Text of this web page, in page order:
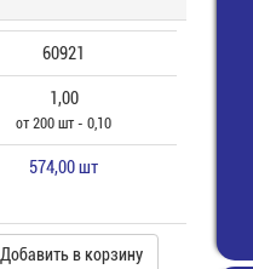
60921
1,00
от 200 шт - 0,10
574,00 шт
Добавить в корзину